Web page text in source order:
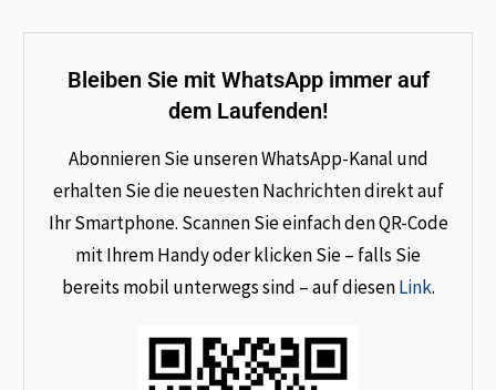
Bleiben Sie mit WhatsApp immer auf
dem Laufenden!
Abonnieren Sie unseren WhatsApp-Kanal und
erhalten Sie die neuesten Nachrichten direkt auf
Ihr Smartphone. Scannen Sie einfach den QR-Code
mit Ihrem Handy oder klicken Sie – falls Sie
bereits mobil unterwegs sind – auf diesenLink.